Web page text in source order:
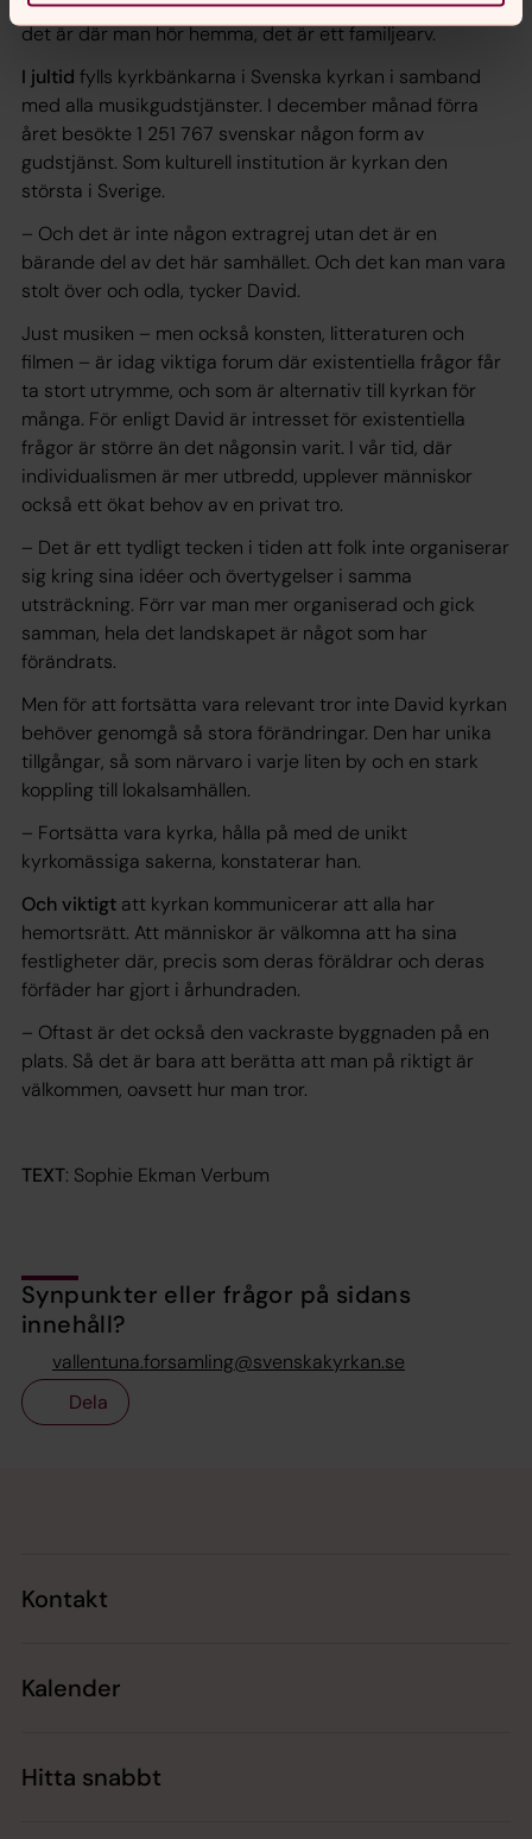
det är där man hör hemma, det är ett familjearv.
I jultid fylls kyrkbänkarna i Svenska kyrkan i samband
med alla musikgudstjänster. I december månad förra
året besökte 1 251 767 svenskar någon form av
gudstjänst. Som kulturell institution är kyrkan den
största i Sverige.
– Och det är inte någon extragrej utan det är en
bärande del av det här samhället. Och det kan man vara
stolt över och odla, tycker David.
Just musiken – men också konsten, litteraturen och
filmen – är idag viktiga forum där existentiella frågor får
ta stort utrymme, och som är alternativ till kyrkan för
många. För enligt David är intresset för existentiella
frågor är större än det någonsin varit. I vår tid, där
individualismen är mer utbredd, upplever människor
också ett ökat behov av en privat tro.
– Det är ett tydligt tecken i tiden att folk inte organiserar
sig kring sina idéer och övertygelser i samma
utsträckning. Förr var man mer organiserad och gick
samman, hela det landskapet är något som har
förändrats.
Men för att fortsätta vara relevant tror inte David kyrkan
behöver genomgå så stora förändringar. Den har unika
tillgångar, så som närvaro i varje liten by och en stark
koppling till lokalsamhällen.
– Fortsätta vara kyrka, hålla på med de unikt
kyrkomässiga sakerna, konstaterar han.
Och viktigt att kyrkan kommunicerar att alla har
hemortsrätt. Att människor är välkomna att ha sina
festligheter där, precis som deras föräldrar och deras
förfäder har gjort i århundraden.
– Oftast är det också den vackraste byggnaden på en
plats. Så det är bara att berätta att man på riktigt är
välkommen, oavsett hur man tror.
TEXT: Sophie Ekman Verbum
Synpunkter eller frågor på sidans
innehåll?
vallentuna.forsamling@svenskakyrkan.se
Dela
Kontakt
Kalender
Hitta snabbt